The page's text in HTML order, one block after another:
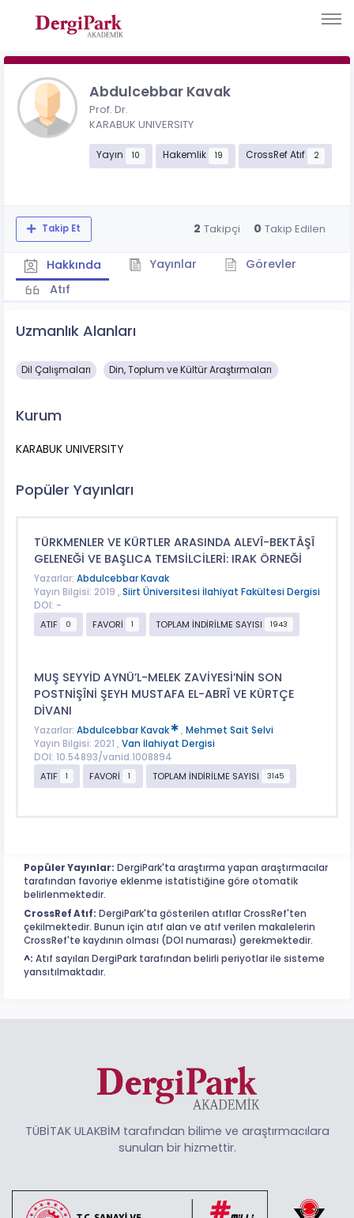
Abdulcebbar Kavak
Prof. Dr.
KARABUK UNIVERSITY
Yayın 10 Hakemlik 19 CrossRef Atıf 2
Takip Et 2 Takipçi 0 Takip Edilen
Hakkında Yayınlar
Görevler
Atıf
Uzmanlık Alanları
Dil Çalışmaları Din, Toplum ve Kültür Araştırmaları
Kurum
KARABUK UNIVERSITY
Popüler Yayınları
TÜRKMENLER VE KÜRTLER ARASINDA ALEVÎ-BEKTÂŞÎ
GELENEĞİ VE BAŞLICA TEMSİLCİLERİ: IRAK ÖRNEĞİ
Yazarlar: Abdulcebbar Kavak
Yayın Bilgisi: 2019 , Siirt Üniversitesi İlahiyat Fakültesi Dergisi
DOI: -
ATIF
0 FAVORİ 1 TOPLAM İNDİRİLME SAYISI 1943
MUŞ SEYYİD AYNÜ’L-MELEK ZAVİYESİ’NİN SON
POSTNİŞÎNİ ŞEYH MUSTAFA EL-ABRÎ VE KÜRTÇE
DİVANI
Yazarlar: Abdulcebbar Kavak , Mehmet Sait Selvi
Yayın Bilgisi: 2021 , Van İlahiyat Dergisi
DOI: 10.54893/vanid.1008894
ATIF
1 FAVORİ 1 TOPLAM İNDİRİLME SAYISI 3145
Popüler Yayınlar: DergiPark'ta araştırma yapan araştırmacılar
tarafından favoriye eklenme istatistiğine göre otomatik
belirlenmektedir.
CrossRef Atıf: DergiPark'ta gösterilen atıflar CrossRef'ten
çekilmektedir. Bunun için atıf alan ve atıf verilen makalelerin
CrossRef'te kaydının olması (DOI numarası) gerekmektedir.
^: Atıf sayıları DergiPark tarafından belirli periyotlar ile sisteme
yansıtılmaktadır.
TÜBİTAK ULAKBİM tarafından bilime ve araştırmacılara
sunulan bir hizmettir.